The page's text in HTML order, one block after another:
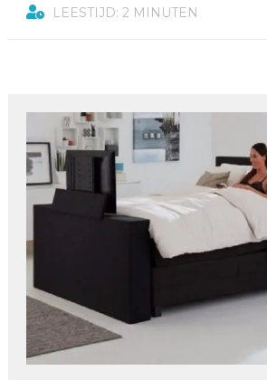
LEESTIJD: 2 MINUTEN